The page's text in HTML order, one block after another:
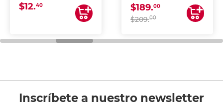
$12.40 $189.00
$209.00
Inscríbete a nuestro newsletter